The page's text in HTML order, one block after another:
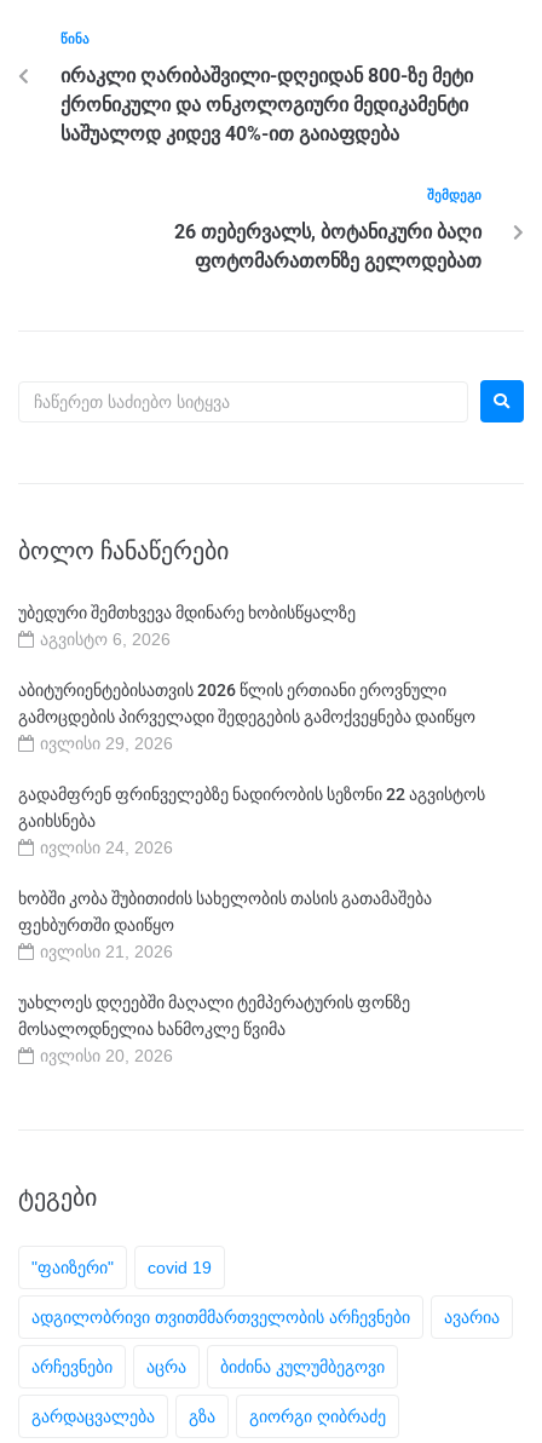
b
o
o
k
g
er
m p
p
ᲬᲘᲜᲐ
ირაკლი ღარიბაშვილი-დღეიდან 800-ზე მეტი
ქრონიკული და ონკოლოგიური მედიკამენტი
საშუალოდ კიდევ 40%-ით გაიაფდება
ᲨᲔᲛᲓᲔᲒᲘ
26 თებერვალს, ბოტანიკური ბაღი
ფოტომარათონზე გელოდებათ
ᲑᲝᲚᲝ ᲩᲐᲜᲐᲬᲔᲠᲔᲑᲘ
უბედური შემთხვევა მდინარე ხობისწყალზე
აგვისტო 6, 2026
აბიტურიენტებისათვის 2026 წლის ერთიანი ეროვნული
გამოცდების პირველადი შედეგების გამოქვეყნება დაიწყო
ივლისი 29, 2026
გადამფრენ ფრინველებზე ნადირობის სეზონი 22 აგვისტოს
გაიხსნება
ივლისი 24, 2026
ხობში კობა შუბითიძის სახელობის თასის გათამაშება
ფეხბურთში დაიწყო
ივლისი 21, 2026
უახლოეს დღეებში მაღალი ტემპერატურის ფონზე
მოსალოდნელია ხანმოკლე წვიმა
ივლისი 20, 2026
ᲢᲔᲒᲔᲑᲘ
"ფაიზერი" covid 19
ადგილობრივი თვითმმართველობის არჩევნები ავარია
არჩევნები აცრა ბიძინა კულუმბეგოვი
გარდაცვალება გზა გიორგი ღიბრაძე